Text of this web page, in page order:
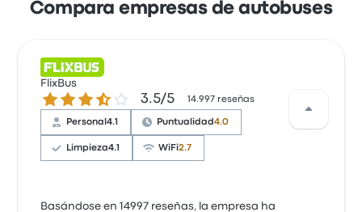
Compara empresas de autobuses
FlixBus
3.5 sobre 5 estrellas
3.5/5 14.997 reseñas
Personal4.1 Puntualidad4.0
Limpieza4.1 WiFi2.7
Basándose en 14997 reseñas, la empresa ha